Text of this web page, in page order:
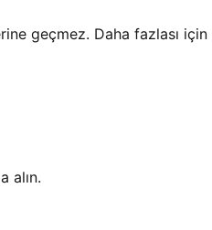
geçmez. Daha fazlası için
alın.